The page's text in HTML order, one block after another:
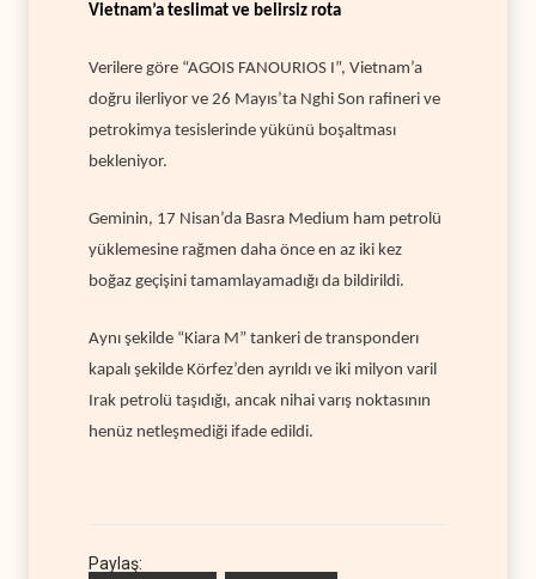
Vietnam’a teslimat ve belirsiz rota
Verilere göre “AGOIS FANOURIOS I”, Vietnam’a
doğru ilerliyor ve 26 Mayıs’ta Nghi Son rafineri ve
petrokimya tesislerinde yükünü boşaltması
bekleniyor.
Geminin, 17 Nisan’da Basra Medium ham petrolü
yüklemesine rağmen daha önce en az iki kez
boğaz geçişini tamamlayamadığı da bildirildi.
Aynı şekilde “Kiara M” tankeri de transponderı
kapalı şekilde Körfez’den ayrıldı ve iki milyon varil
Irak petrolü taşıdığı, ancak nihai varış noktasının
henüz netleşmediği ifade edildi.
Paylaş: